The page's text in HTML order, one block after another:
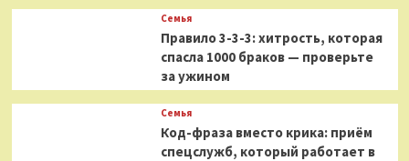
Семья
Правило 3-3-3: хитрость, которая
спасла 1000 браков — проверьте
за ужином
Семья
Код-фраза вместо крика: приём
спецслужб, который работает в